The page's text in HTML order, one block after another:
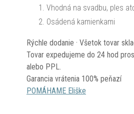
Vhodná na svadbu, ples
Osádená kamienkami
Rýchle dodanie · Všetok tovar
Tovar expedujeme do 24 hod
alebo PPL.
Garancia vrátenia 100% peňazí
POMÁHAME Eliške